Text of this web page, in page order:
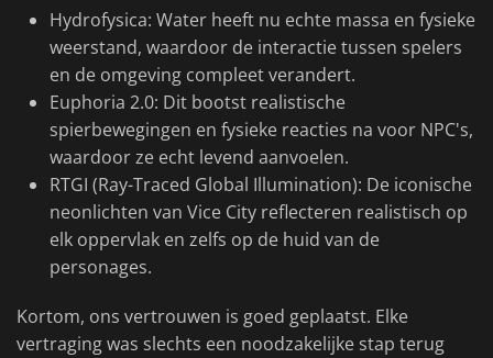
Hydrofysica: Water heeft nu echte massa en fysieke
weerstand, waardoor de interactie tussen spelers
en de omgeving compleet verandert.
Euphoria 2.0: Dit bootst realistische
spierbewegingen en fysieke reacties na voor NPC's,
waardoor ze echt levend aanvoelen.
RTGI (Ray-Traced Global Illumination): De iconische
neonlichten van Vice City reflecteren realistisch op
elk oppervlak en zelfs op de huid van de
personages.
Kortom, ons vertrouwen is goed geplaatst. Elke
vertraging was slechts een noodzakelijke stap terug